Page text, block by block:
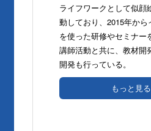
ライフワークとして似顔
動しており、2015年か
を使った研修やセミナー
講師活動と共に、教材開
開発も行っている。
もっと見る